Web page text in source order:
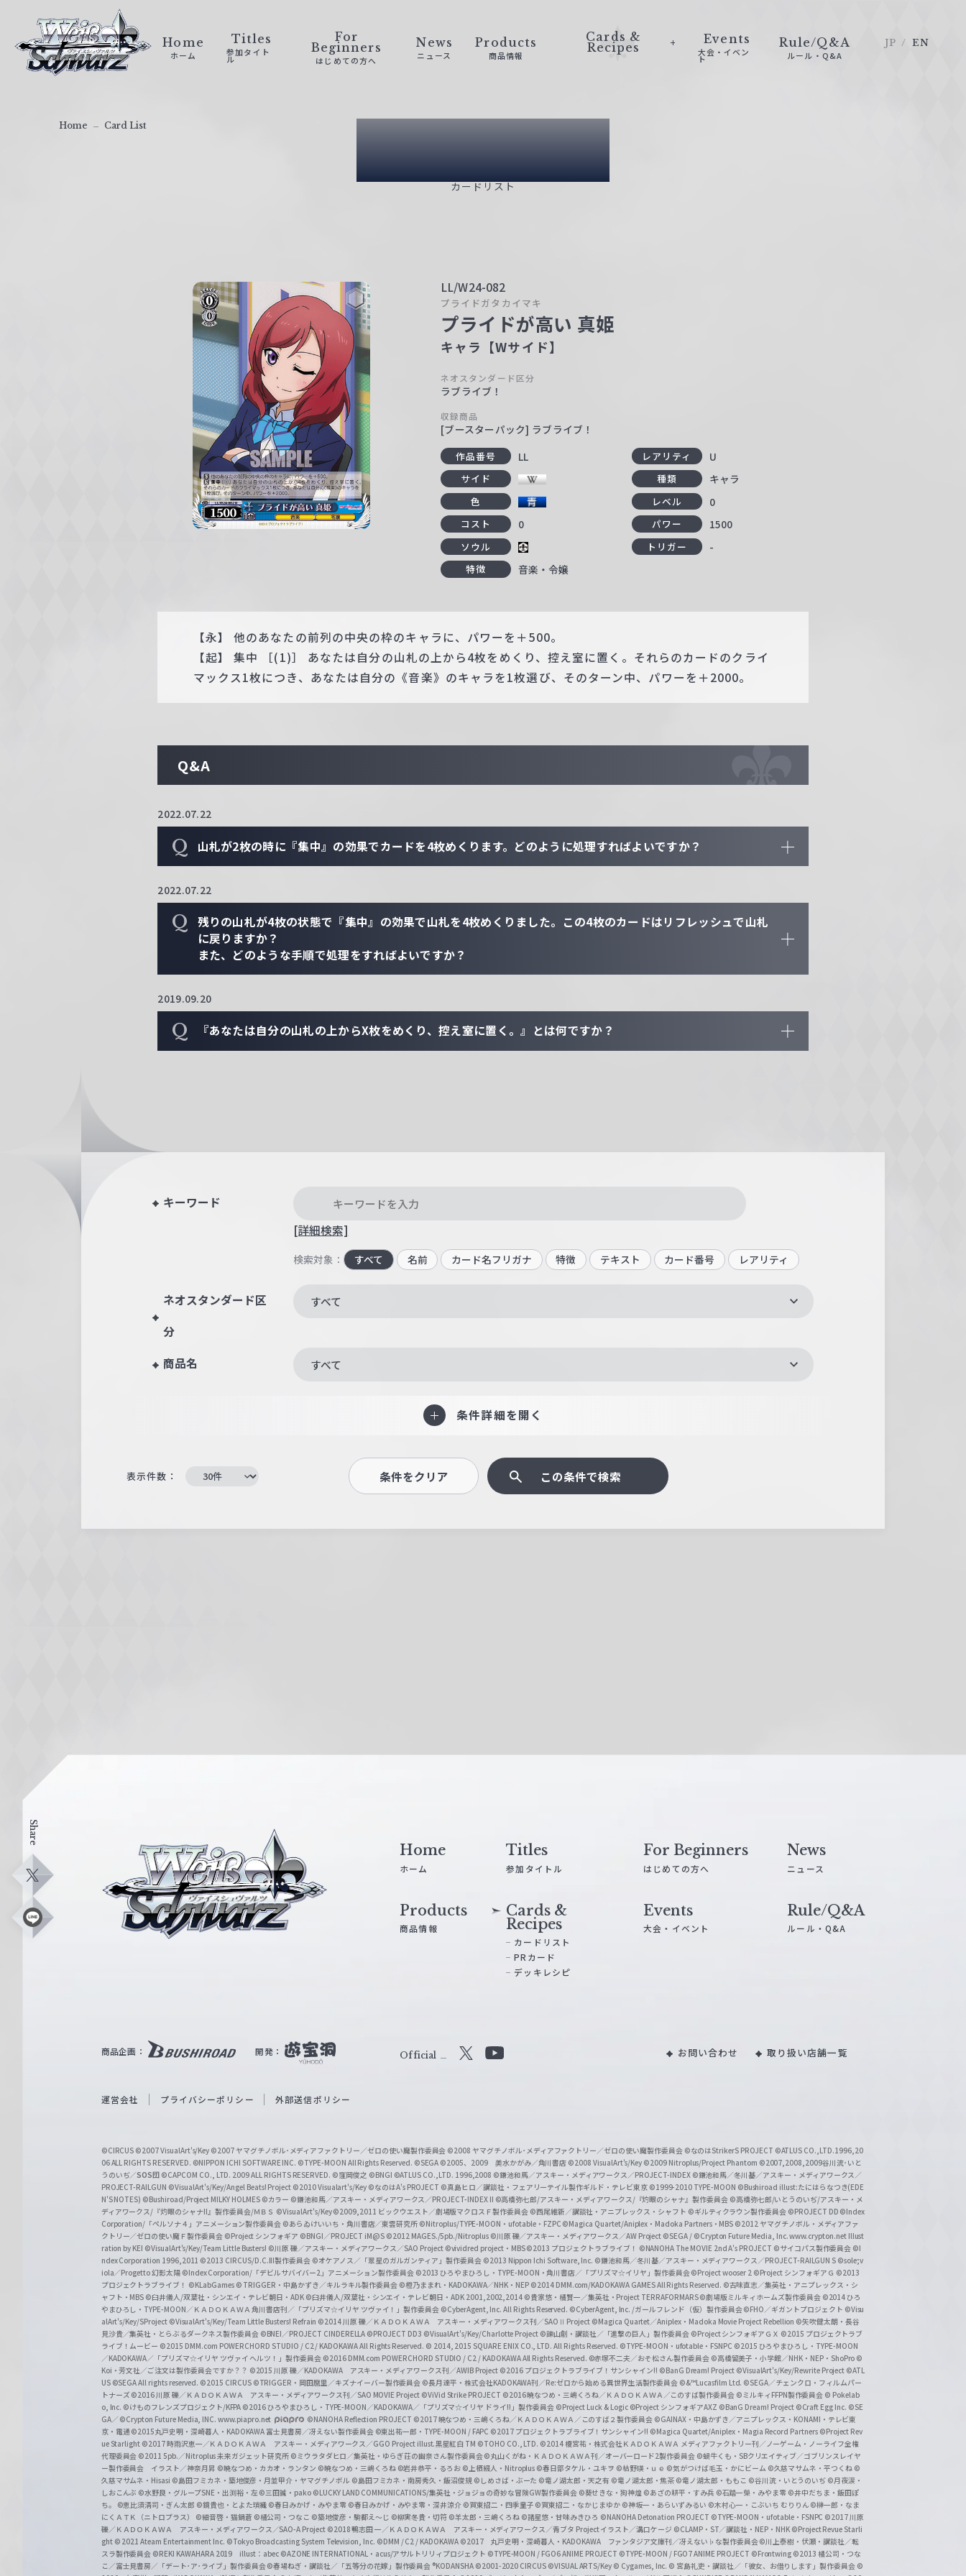
ァ
Home
ホーム
Titles
参加タイト
ル
For
Beginners
はじめての方へ
News
ニュース
Products
商品情報
Cards &
Recipes
Events
大会・イベン
ト
Rule/Q&A
ルール・Q&A
JP EN
Card List
カードリスト
Home Card List
LL/W24-082
プライドガタカイマキ
プライドが高い 真姫
キャラ【Wサイド】
ネオスタンダード区分
ラブライブ！
収録商品
[ブースターパック] ラブライブ！
作品番号 LL レアリティ U
サイド 種類 キャラ
色 レベル 0
コスト 0 パワー 1500
ソウル トリガー -
特徴 音楽・令嬢
【永】 他のあなたの前列の中央の枠のキャラに、パワーを＋500。
【起】 集中 ［(1)］ あなたは自分の山札の上から4枚をめくり、控え室に置く。それらのカードのクライ
マックス1枚につき、あなたは自分の《音楽》のキャラを1枚選び、そのターン中、パワーを＋2000。
Q&A
2022.07.22
Q 山札が2枚の時に『集中』の効果でカードを4枚めくります。どのように処理すればよいですか？
2022.07.22
Q
残りの山札が4枚の状態で『集中』の効果で山札を4枚めくりました。この4枚のカードはリフレッシュで山札
に戻りますか？
また、どのような手順で処理をすればよいですか？
2019.09.20
Q 『あなたは自分の山札の上からX枚をめくり、控え室に置く。』とは何ですか？
キーワード
[詳細検索]
検索対象： すべて 名前 カード名フリガナ 特徴 テキスト カード番号 レアリティ
ネオスタンダード区
分
すべて
商品名 すべて
条件詳細を開く
表示件数： 条件をクリア この条件で検索
Share
X
L
ス
W
i
c
h
w
a
r
z
Home
ホーム
Titles
参加タイトル
For Beginners
はじめての方へ
News
ニュース
Products
商品情報
Cards &
Recipes
カードリスト
PRカード
デッキレシピ
Events
大会・イベント
Rule/Q&A
ルール・Q&A
商品企画： 開発： Official
Y
b
e
O
f
f
i
c
i
a
l
C
h
a
n
n
e
l
お問い合わせ 取り扱い店舗一覧
運営会社 プライバシーポリシー 外部送信ポリシー
©CIRCUS ©2007 VisualArt's/Key ©2007 ヤマグチノボル･メディアファクトリー／ゼロの使い魔製作委員会 ©2008 ヤマグチノボル･メディアファクトリー／ゼロの使い魔製作委員会 ©なのはStrikerS PROJECT ©ATLUS CO.,LTD.1996,20
06 ALL RIGHTS RESERVED. ©NIPPON ICHI SOFTWARE INC. ©TYPE-MOON All Rights Reserved. ©SEGA ©2005、2009 美水かがみ／角川書店 ©2008 VisualArt's/Key ©2009 Nitroplus/Project Phantom ©2007,2008,2009谷川流･いと
うのいぢ／SOS団 ©CAPCOM CO., LTD. 2009 ALL RIGHTS RESERVED. ©窪岡俊之 ©BNGI ©ATLUS CO.,LTD. 1996,2008 ©鎌池和馬／アスキー・メディアワークス／PROJECT-INDEX ©鎌池和馬／冬川基／アスキー・メディアワークス／
PROJECT-RAILGUN ©VisualArt's/Key/Angel Beats! Project ©2010 Visualart's/Key ©なのはA's PROJECT ©真島ヒロ／講談社・フェアリーテイル製作ギルド・テレビ東京 ©1999-2010 TYPE-MOON ©Bushiroad illust:たにはらなつき(EDE
N'S NOTES) ©Bushiroad/Project MILKY HOLMES ©カラー ©鎌池和馬／アスキー・メディアワークス／PROJECT-INDEX II ©高橋弥七郎/アスキー・メディアワークス/『灼眼のシャナ』製作委員会 ©高橋弥七郎/いとうのいぢ/アスキー・メ
ディアワークス/『灼眼のシャナII』製作委員会/ＭＢＳ ©VisualArt's/Key©2009,2011 ビックウエスト／劇場版マクロスＦ製作委員会 ©西尾維新／講談社・アニプレックス・シャフト ©ギルティクラウン製作委員会 ©PROJECT DD ©Index
Corporation/「ペルソナ４」アニメーション製作委員会 ©あらゐけいいち・角川書店／東雲研究所 ©Nitroplus/TYPE-MOON・ufotable・FZPC ©Magica Quartet/Aniplex・Madoka Partners・MBS ©2012 ヤマグチノボル・メディアファ
クトリー／ゼロの使い魔Ｆ製作委員会 ©Project シンフォギア ©BNGI／PROJECT iM@S ©2012 MAGES./5pb./Nitroplus ©川原 礫／アスキー・メディアワークス／AW Project ©SEGA / ©Crypton Future Media, Inc. www.crypton.net Illust
ration by KEI ©VisualArt's/Key/Team Little Busters! ©川原 礫／アスキー・メディアワークス／SAO Project ©vividred project・MBS ©2013 プロジェクトラブライブ！ ©NANOHA The MOVIE 2nd A's PROJECT ©サイコパス製作委員会 ©I
ndex Corporation 1996,2011 ©2013 CIRCUS/D.C.III製作委員会 ©オケアノス／「翠星のガルガンティア」製作委員会 ©2013 Nippon Ichi Software, Inc. ©鎌池和馬／冬川基／アスキー・メディアワークス／PROJECT-RAILGUN S ©sole;v
iola／Progetto 幻影太陽 ©Index Corporation/「デビルサバイバー2」アニメーション製作委員会 ©2013 ひろやまひろし・TYPE-MOON・角川書店／「プリズマ☆イリヤ」製作委員会©Project wooser 2 ©Project シンフォギアＧ ©2013
プロジェクトラブライブ！ ©KLabGames © TRIGGER・中島かずき／キルラキル製作委員会 ©橙乃ままれ・KADOKAWA／NHK・NEP ©2014 DMM.com/KADOKAWA GAMES All Rights Reserved. ©古味直志／集英社・アニプレックス・シ
ャフト・MBS ©臼井儀人/双葉社・シンエイ・テレビ朝日・ADK ©臼井儀人/双葉社・シンエイ・テレビ朝日・ADK 2001,2002,2014 ©貴家悠・橘賢一／集英社・Project TERRAFORMARS©劇場版ミルキィホームズ製作委員会 ©2014 ひろ
やまひろし・TYPE-MOON／ＫＡＤＯＫＡＷＡ 角川書店刊／「プリズマ☆イリヤ ツヴァイ！」製作委員会 ©CyberAgent, Inc. All Rights Reserved. ©CyberAgent, Inc. /ガールフレンド（仮）製作委員会©FHO／ギガントプロジェクト ©Visu
alArt's/Key/SProject ©VisualArt's/Key/Team Little Busters! Refrain ©2014 川原 礫／ＫＡＤＯＫＡＷＡ アスキー・メディアワークス刊／SAOⅡ Project ©Magica Quartet／Aniplex・Madoka Movie Project Rebellion ©矢吹健太朗・長谷
見沙貴／集英社・とらぶるダークネス製作委員会 ©BNEI／PROJECT CINDERELLA ©PROJECT DD3 ©VisualArt's/Key/Charlotte Project ©諫山創・講談社／「進撃の巨人」製作委員会 ©Project シンフォギアＧＸ ©2015 プロジェクトラブ
ライブ！ムービー ©2015 DMM.com POWERCHORD STUDIO / C2 / KADOKAWA All Rights Reserved. © 2014, 2015 SQUARE ENIX CO., LTD. All Rights Reserved. ©TYPE-MOON・ufotable・FSNPC ©2015 ひろやまひろし・TYPE-MOON
／KADOKAWA／「プリズマ☆イリヤ ツヴァイ ヘルツ！」製作委員会 ©2016 DMM.com POWERCHORD STUDIO / C2 / KADOKAWA All Rights Reserved. ©赤塚不二夫／おそ松さん製作委員会 ©高橋留美子・小学館／NHK・NEP・ShoPro ©
Koi・芳文社／ご注文は製作委員会ですか？？ ©2015 川原 礫／KADOKAWA アスキー・メディアワークス刊／AWIB Project ©2016 プロジェクトラブライブ！サンシャイン!! ©BanG Dream! Project ©VisualArt's/Key/Rewrite Project ©ATL
US ©SEGA All rights reserved. ©2015 CIRCUS ©TRIGGER・岡田麿里／キズナイーバー製作委員会 ©長月達平・株式会社KADOKAWA刊／Re:ゼロから始める異世界生活製作委員会 ©&™Lucasfilm Ltd. ©SEGA／チェンクロ・フィルムパー
トナーズ©2016 川原 礫／ＫＡＤＯＫＡＷＡ アスキー・メディアワークス刊／SAO MOVIE Project ©ViVid Strike PROJECT ©2016 暁なつめ・三嶋くろね／ＫＡＤＯＫＡＷＡ／このすば製作委員会 ©ミルキィFFPN製作委員会 © Pokelab
o, Inc. ©けものフレンズプロジェクト/KFPA ©2016 ひろやまひろし・TYPE-MOON／KADOKAWA／「プリズマ☆イリヤ ドライ!!」製作委員会 ©Project Luck & Logic ©Project シンフォギアAXZ ©BanG Dream! Project ©Craft Egg Inc. ©SE
GA／ ©Crypton Future Media, INC. www.piapro.net
©NANOHA Reflection PROJECT ©2017 暁なつめ・三嶋くろね／ＫＡＤＯＫＡＷＡ／このすば２製作委員会 ©GAINAX・中島かずき／アニプレックス・KONAMI・テレビ東
京・電通 ©2015丸戸史明・深崎暮人・KADOKAWA 富士見書房／冴えない製作委員会 ©東出祐一郎・TYPE-MOON / FAPC ©2017 プロジェクトラブライブ！サンシャイン!! ©Magica Quartet/Aniplex・Magia Record Partners ©Project Rev
ue Starlight ©2017 時雨沢恵一／ＫＡＤＯＫＡＷＡ アスキー・メディアワークス／GGO Project illust.黒星紅白 TM ©TOHO CO., LTD. ©2014 榎宮祐・株式会社ＫＡＤＯＫＡＷＡ メディアファクトリー刊／ノーゲーム・ノーライフ全権
代理委員会 ©2011 5pb.／Nitroplus 未来ガジェット研究所 ©ミウラタダヒロ／集英社・ゆらぎ荘の幽奈さん製作委員会©丸山くがね・ＫＡＤＯＫＡＷＡ刊／オーバーロード2製作委員会 ©蝸牛くも・SBクリエイティブ／ゴブリンスレイヤ
ー製作委員会 イラスト／神奈月昇 ©暁なつめ・カカオ・ランタン ©暁なつめ・三嶋くろね ©岩井恭平・るろお ©上栖綴人・Nitroplus ©春日部タケル・ユキヲ ©枯野瑛・ｕｅ ©気がつけば毛玉・かにビーム ©久慈マサムネ・平つくね ©
久慈マサムネ・Hisasi ©島田フミカネ・築地俊彦・月並甲介・ヤマグチノボル ©島田フミカネ・南房秀久・飯沼俊規 ©しめさば・ぶーた ©竜ノ湖太郎・天之有 ©竜ノ湖太郎・焦茶 ©竜ノ湖太郎・ももこ ©谷川流・いとうのいぢ ©月夜涙・
しおこんぶ ©水野良・グループSNE・出渕裕・左©三田誠・pako ©LUCKY LAND COMMUNICATIONS/集英社・ジョジョの奇妙な冒険GW製作委員会 ©葵せきな・狗神煌 ©あざの耕平・すみ兵 ©石踏一榮・みやま零 ©井中だちま・飯田ぽ
ち。
©恵比須清司・ぎん太郎 ©鏡貴也・とよた瑣織 ©春日みかげ・みやま零 ©春日みかげ・みやま零・深井涼介 ©賀東招二・四季童子 ©賀東招二・なかじまゆか ©神坂一・あらいずみるい ©木村心一・こぶいち むりりん ©榊一郎・なま
にくＡＴＫ（ニトロプラス） ©細音啓・猫鍋蒼 ©橘公司・つなこ ©築地俊彦・駒都え～じ ©柳実冬貴・切符 ©羊太郎・三嶋くろね ©諸星悠・甘味みきひろ ©NANOHA Detonation PROJECT ©TYPE-MOON・ufotable・FSNPC ©2017 川原
礫／ＫＡＤＯＫＡＷＡ アスキー・メディアワークス／SAO-A Project ©2018 鴨志田 一／ＫＡＤＯＫＡＷＡ アスキー・メディアワークス／青ブタ Project イラスト／溝口ケージ ©CLAMP・ST／講談社・NEP・NHK ©Project Revue Starli
ght © 2021 Ateam Entertainment Inc. ©Tokyo Broadcasting System Television, Inc. ©DMM / C2 / KADOKAWA ©2017 丸戸史明・深崎暮人・KADOKAWA ファンタジア文庫刊／冴えない♭な製作委員会©川上泰樹・伏瀬・講談社／転
スラ製作委員会 ©REKI KAWAHARA 2019 illust：abec ©AZONE INTERNATIONAL・acus/アサルトリリィプロジェクト ©TYPE-MOON / FGO6 ANIME PROJECT ©TYPE-MOON / FGO7 ANIME PROJECT ©Frontwing ©2013 橘公司・つな
こ／富士見書房／「デート･ア･ライブ」製作委員会©春場ねぎ・講談社／「五等分の花嫁」製作委員会 ®KODANSHA ©2001-2020 CIRCUS ©VISUAL ARTS/Key © Cygames, Inc. © 宮島礼吏・講談社／「彼女、お借りします」製作委員会 ©